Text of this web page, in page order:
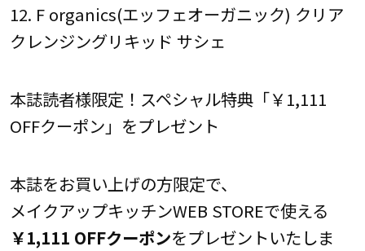
12. F organics(エッフェオーガニック) クリア
クレンジングリキッド サシェ
本誌読者様限定！スペシャル特典「￥1,111
OFFクーポン」をプレゼント
本誌をお買い上げの方限定で、
メイクアップキッチンWEB STOREで使える
￥1,111 OFFクーポンをプレゼントいたしま